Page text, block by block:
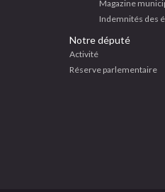
Magazine
Indemnités des
Notre député
Activité
Réserve parlementaire